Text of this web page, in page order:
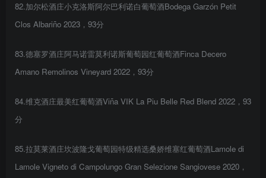
82.加尔松酒庄小克洛斯阿尔巴利诺白葡萄酒Bodega Garzón Petit
Clos Albariño 2023，93分
83.德塞罗酒庄阿马诺雷莫利诺斯葡萄园红葡萄酒Finca Decero
Amano Remolinos Vineyard 2022，93分
84.维克酒庄最美红葡萄酒Viña VIK La Piu Belle Red Blend 2022，93
分
85.拉莫莱酒庄坎波隆戈葡萄园特级精选桑娇维塞红葡萄酒Lamole di
Lamole Vigneto di Campolungo Gran Selezione Sangiovese 2020，